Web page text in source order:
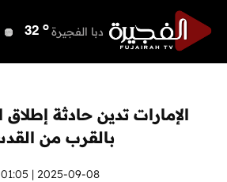
دبا الفجيرة 32 o
أم القيوين o
راس الخيمةo
الفجيرة 32 o
الإمارات تدين حادثة إطلاق
بالقرب من
2025-09-08 | 01:05